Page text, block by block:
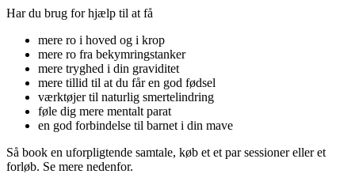
Har du brug for hjælp til at få
mere ro i hoved og i krop
mere ro fra bekymringstanker
mere tryghed i din graviditet
mere tillid til at du får en god fødsel
værktøjer til naturlig smertelindring
føle dig mere mentalt parat
en god forbindelse til barnet i din mave
Så book en uforpligtende samtale, køb et et par sessioner eller et
forløb. Se mere nedenfor.